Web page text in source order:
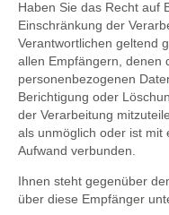
Haben Sie das Recht auf
Einschränkung der
Verantwortlichen geltend
allen Empfängern, denen
personenbezogenen
Berichtigung oder
der Verarbeitung
als unmöglich oder ist mit
Aufwand verbunden.
Ihnen steht gegenüber
über diese Empfänger